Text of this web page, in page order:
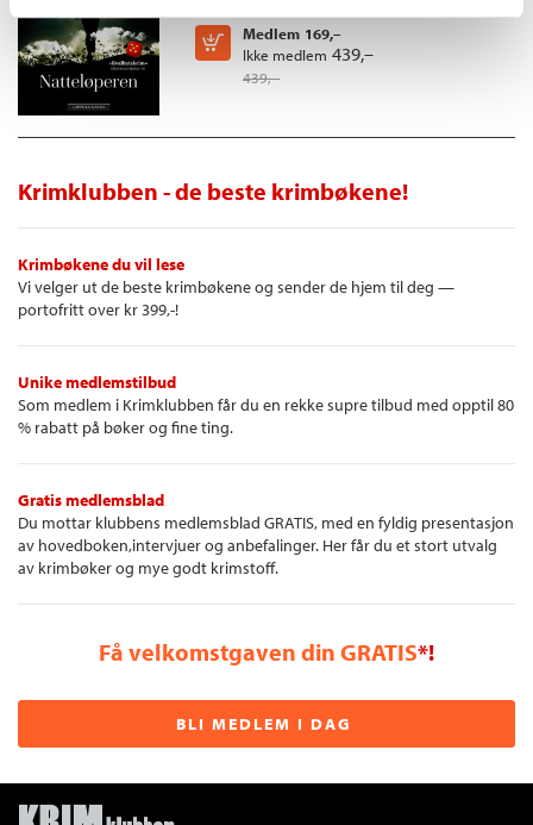
Medlem 169,–
Ikke medlem 439,–
439,–
Kjøp
Krimklubben - de beste krimbøkene!
Krimbøkene du vil lese
Vi velger ut de beste krimbøkene og sender de hjem til deg —
portofritt over kr 399,-!
Unike medlemstilbud
Som medlem i Krimklubben får du en rekke supre tilbud med opptil 80
% rabatt på bøker og fine ting.
Gratis medlemsblad
Du mottar klubbens medlemsblad GRATIS, med en fyldig presentasjon
av hovedboken,intervjuer og anbefalinger. Her får du et stort utvalg
av krimbøker og mye godt krimstoff.
Få velkomstgaven din GRATIS*!
BLI MEDLEM I DAG